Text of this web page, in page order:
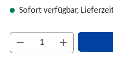
Sofort verfügbar,
Produkt Anzahl: Gib